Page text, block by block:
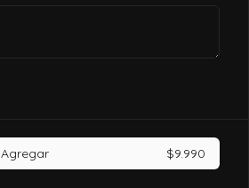
$6.990
Agregar $9.990